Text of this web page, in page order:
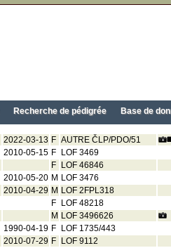
Recherche de pédigrée Base de
2022-03-13 F AUTRE ČLP/PDO/51
2010-05-15 F
LOF 3469
F
LOF 46846
2010-05-20 M LOF 3476
2010-04-29 M LOF 2FPL318
F
LOF 48218
M LOF 3496626
1990-04-19 F
LOF 1735/443
2010-07-29 F
LOF 9112